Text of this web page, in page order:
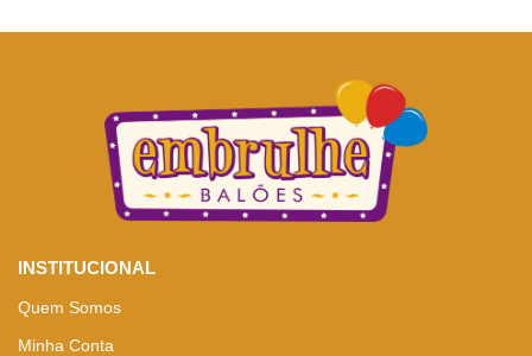
INSTITUCIONAL
Quem Somos
Minha Conta